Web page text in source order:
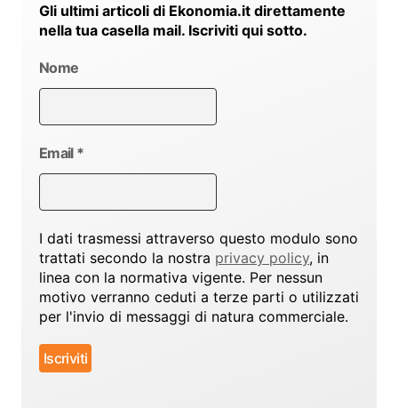
Gli ultimi articoli di Ekonomia.it direttamente
nella tua casella mail. Iscriviti qui sotto.
Nome
Email *
I dati trasmessi attraverso questo modulo sono
trattati secondo la nostra privacy policy, in
linea con la normativa vigente. Per nessun
motivo verranno ceduti a terze parti o utilizzati
per l'invio di messaggi di natura commerciale.